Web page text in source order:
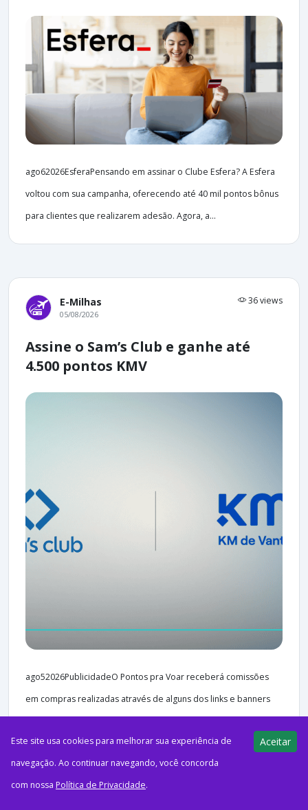
ago62026EsferaPensando em assinar o Clube Esfera? A Esfera
voltou com sua campanha, oferecendo até 40 mil pontos bônus
para clientes que realizarem adesão. Agora, a...
E-Milhas 36 views
05/08/2026
Assine o Sam’s Club e ganhe até
4.500 pontos KMV
ago52026PublicidadeO Pontos pra Voar receberá comissões
em compras realizadas através de alguns dos links e banners
Este site usa cookies para melhorar sua experiência de
navegação. Ao continuar navegando, você concorda
com nossa Política de Privacidade.
Aceitar